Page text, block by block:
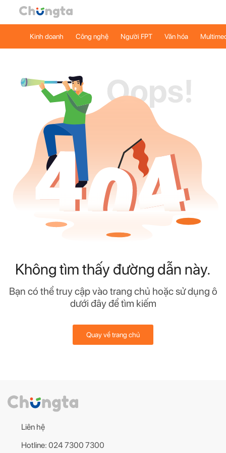
Kinh doanh Công nghệ Người FPT Văn hóa
Không tìm thấy đường dẫn này.
Bạn có thể truy cập vào trang chủ hoặc sử dụng ô
dưới đây để tìm kiếm
Quay về trang chủ
Liên hệ
Hotline: 024 7300 7300